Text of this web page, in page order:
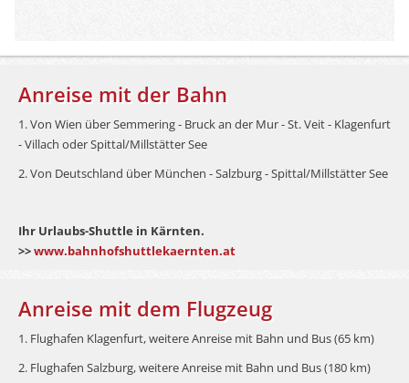
Anreise mit der Bahn
1. Von Wien über Semmering - Bruck an der Mur - St. Veit - Klagenfurt
- Villach oder Spittal/Millstätter See
2. Von Deutschland über München - Salzburg - Spittal/Millstätter See
Ihr Urlaubs-Shuttle in Kärnten.
>>www.bahnhofshuttlekaernten.at
Anreise mit dem Flugzeug
1. Flughafen Klagenfurt, weitere Anreise mit Bahn und Bus (65 km)
2. Flughafen Salzburg, weitere Anreise mit Bahn und Bus (180 km)